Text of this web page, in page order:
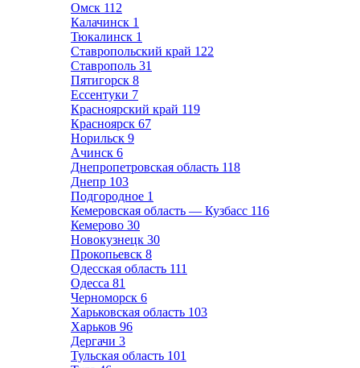
Омск 112
Калачинск 1
Тюкалинск 1
Ставропольский край 122
Ставрополь 31
Пятигорск 8
Ессентуки 7
Красноярский край 119
Красноярск 67
Норильск 9
Ачинск 6
Днепропетровская область 118
Днепр 103
Подгородное 1
Кемеровская область — Кузбасс 116
Кемерово 30
Новокузнецк 30
Прокопьевск 8
Одесская область 111
Одесса 81
Черноморск 6
Харьковская область 103
Харьков 96
Дергачи 3
Тульская область 101